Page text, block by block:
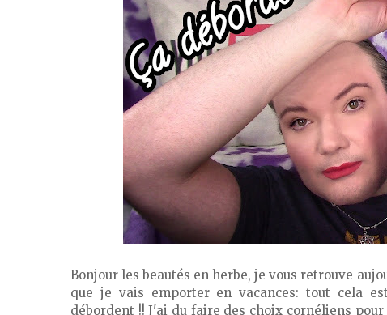
Bonjour les beautés en herbe, je vous retrouve
que je vais emporter en vacances: tout cela
débordent !! J'ai du faire des choix cornéliens